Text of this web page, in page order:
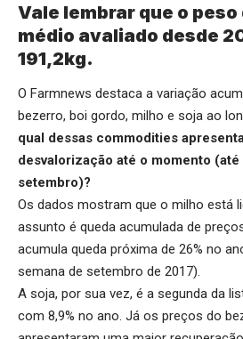
Vale lembrar que o peso
médio avaliado desde
191,2kg.
O Farmnews destaca a variação
bezerro, boi gordo, milho e soja ao
qual dessas commodities
desvalorização até o momento
setembro)?
Os dados mostram que o milho está
assunto é queda acumulada de
acumula queda próxima de 26% no
semana de setembro de 2017).
A soja, por sua vez, é a segunda da
com 8,9% no ano. Já os preços do